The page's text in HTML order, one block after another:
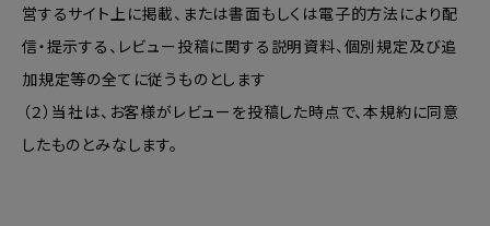
営するサイト上に掲載、または書面もしくは電子的方法により配
信・提示する、レビュー投稿に関する説明資料、個別規定及び追
加規定等の全てに従うものとします
（２）当社は、お客様がレビューを投稿した時点で、本規約に同意
したものとみなします。